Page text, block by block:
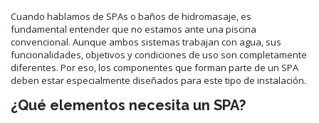
Cuando hablamos de SPAs o baños de hidromasaje, es
fundamental entender que no estamos ante una piscina
convencional. Aunque ambos sistemas trabajan con agua, sus
funcionalidades, objetivos y condiciones de uso son completamente
diferentes. Por eso, los componentes que forman parte de un SPA
deben estar especialmente diseñados para este tipo de instalación.
¿Qué elementos necesita un SPA?